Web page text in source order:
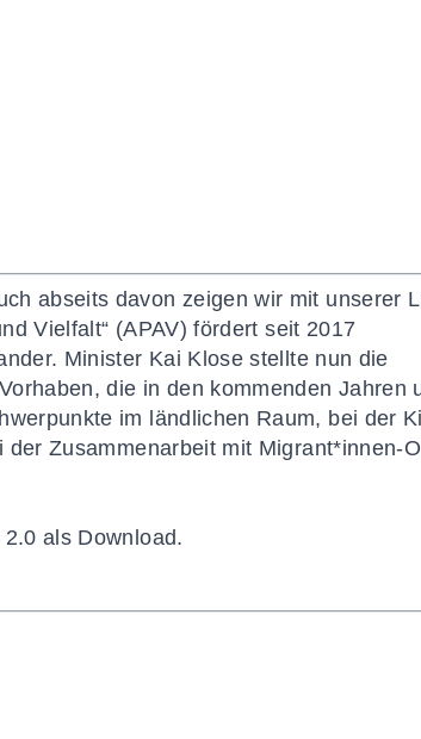
abseits davon zeigen wir mit unserer
Vielfalt“ (APAV) fördert seit 2017
Minister Kai Klose stellte nun die
die in den kommenden Jahren
im ländlichen Raum, bei der
Zusammenarbeit mit Migrant*innen-
2.0 als Download.